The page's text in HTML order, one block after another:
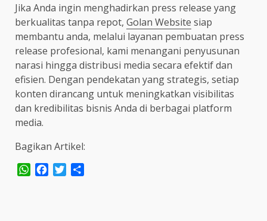
Jika Anda ingin menghadirkan press release yang
berkualitas tanpa repot, Golan Website siap
membantu anda, melalui layanan pembuatan press
release profesional, kami menangani penyusunan
narasi hingga distribusi media secara efektif dan
efisien. Dengan pendekatan yang strategis, setiap
konten dirancang untuk meningkatkan visibilitas
dan kredibilitas bisnis Anda di berbagai platform
media.
Bagikan Artikel:
WhatsApp
Facebook
Twitter